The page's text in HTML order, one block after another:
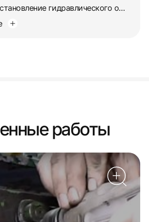
Ремонт и восстановление гидравлического одностоечного пресса П6320Б
работы